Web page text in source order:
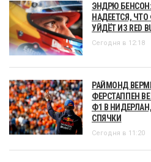
ЭНДРЮ
НАДЕЕТСЯ, ЧТО
УЙДЁТ ИЗ RED
Сегодня в 12:18
РАЙМОНД
ФЕРСТАППЕН
Ф1 В
СПЯЧКИ
Сегодня в 11:20